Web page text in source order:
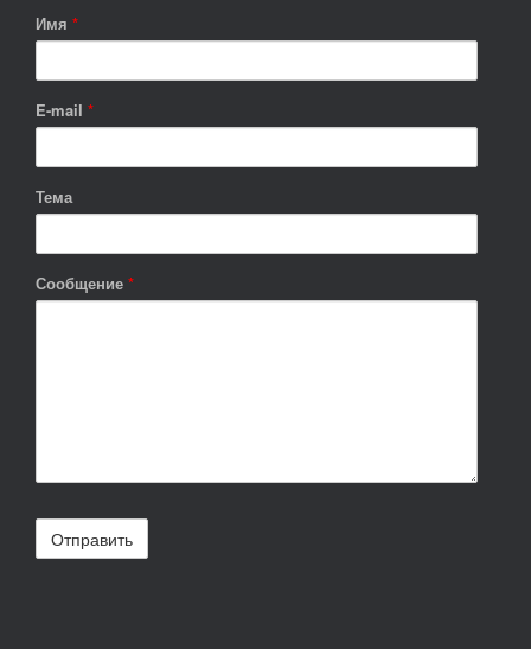
Имя *
E-mail *
Тема
Сообщение *